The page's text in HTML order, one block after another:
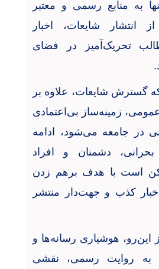
به منابع رسمی و معتبر
انتشار شایعات، اخبار
تحریک‌آمیز در فضای
.
گسترش شایعات، علاوه بر
زمینه‌ساز بی‌اعتمادی
در جامعه می‌شود، ادامه
دشمنان و افراد
است با هدف برهم زدن
کذب و جهت‌دار منتشر
این‌رو، هوشیاری رسانه‌ها و
به روایت رسمی، نقشی